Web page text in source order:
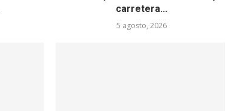
carretera...
5 agosto, 2026